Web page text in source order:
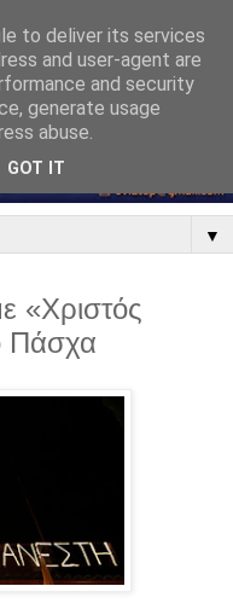
▼
«Χριστός
Πάσχα
to deliver its services
and user-agent are
and security
generate usage
abuse.
GOT IT